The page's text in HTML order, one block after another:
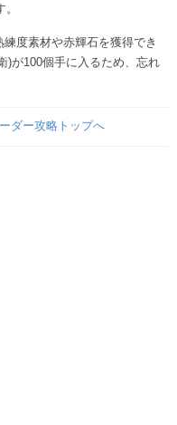
度素材や赤輝石を獲得でき
)が100個手に入るため、忘れ
ダー攻略トップへ